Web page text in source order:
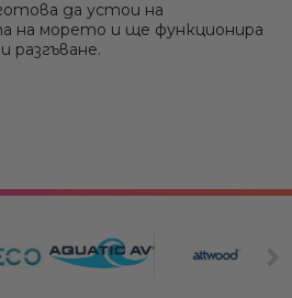
да устои на
на морето и ще функционира
разгъване.